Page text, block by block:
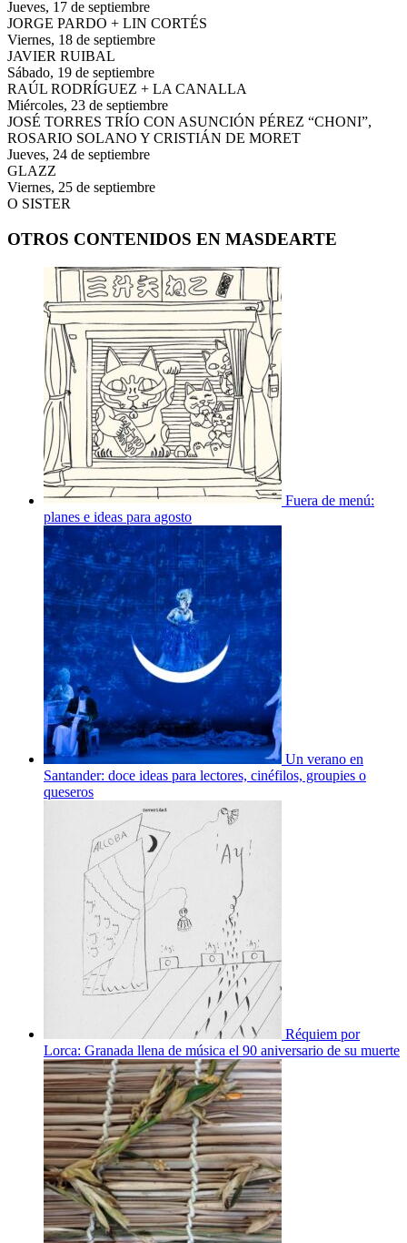
Jueves, 17 de septiembre
JORGE PARDO + LIN CORTÉS
Viernes, 18 de septiembre
JAVIER RUIBAL
Sábado, 19 de septiembre
RAÚL RODRÍGUEZ + LA CANALLA
Miércoles, 23 de septiembre
JOSÉ TORRES TRÍO CON ASUNCIÓN PÉREZ “CHONI”,
ROSARIO SOLANO Y CRISTIÁN DE MORET
Jueves, 24 de septiembre
GLAZZ
Viernes, 25 de septiembre
O SISTER
OTROS CONTENIDOS EN MASDEARTE
Fuera de menú:
planes e ideas para agosto
Un verano en
Santander: doce ideas para lectores, cinéfilos, groupies o
queseros
Réquiem por
Lorca: Granada llena de música el 90 aniversario de su muerte